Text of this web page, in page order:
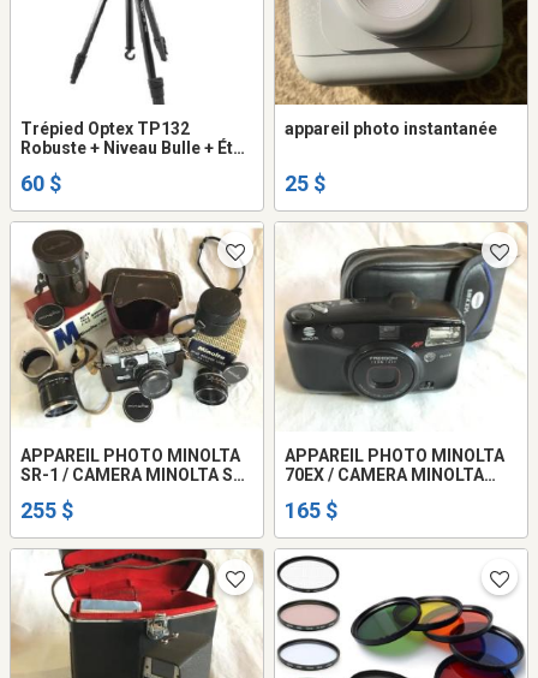
Trépied Optex TP132
Robuste + Niveau Bulle + Étui
60 $
appareil photo instantanée
25 $
APPAREIL PHOTO MINOLTA
SR-1 / CAMERA MINOLTA SR-
255 $
APPAREIL PHOTO MINOLTA
70EX / CAMERA MINOLTA
165 $